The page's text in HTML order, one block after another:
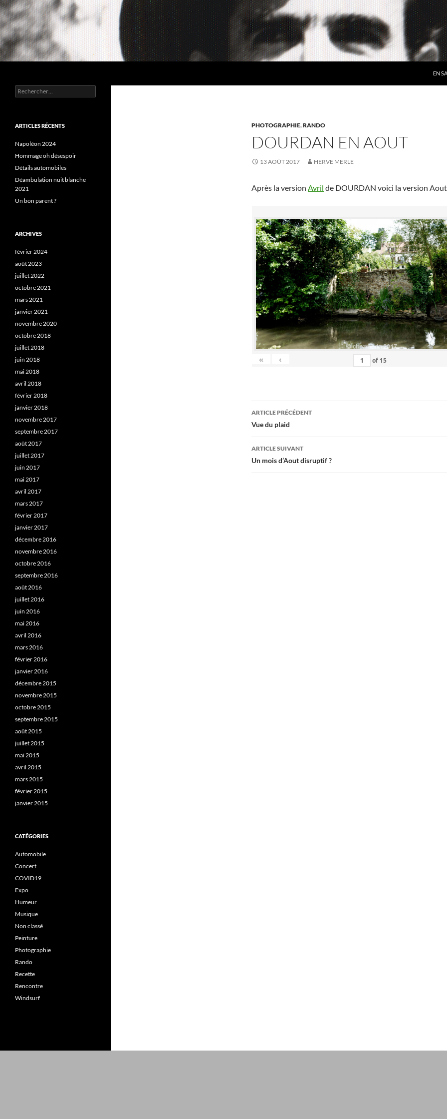
Aller
au
contenu
EN
PHOTOGRAPHIE,RANDO
DOURDAN EN AOUT
13 AOÛT 2017 HERVE MERLE
Après la version Avril de DOURDAN voici la version
« ‹ of 15
Navigation
des
articles
ARTICLE PRÉCÉDENT
Vue du plaid
ARTICLE SUIVANT
Un mois d’Aout disruptif ?
Rechercher :
ARTICLES RÉCENTS
Napoléon 2024
Hommage oh désespoir
Détails automobiles
Déambulation nuit blanche
2021
Un bon parent ?
ARCHIVES
février 2024
août 2023
juillet 2022
octobre 2021
mars 2021
janvier 2021
novembre 2020
octobre 2018
juillet 2018
juin 2018
mai 2018
avril 2018
février 2018
janvier 2018
novembre 2017
septembre 2017
août 2017
juillet 2017
juin 2017
mai 2017
avril 2017
mars 2017
février 2017
janvier 2017
décembre 2016
novembre 2016
octobre 2016
septembre 2016
août 2016
juillet 2016
juin 2016
mai 2016
avril 2016
mars 2016
février 2016
janvier 2016
décembre 2015
novembre 2015
octobre 2015
septembre 2015
août 2015
juillet 2015
mai 2015
avril 2015
mars 2015
février 2015
janvier 2015
CATÉGORIES
Automobile
Concert
COVID19
Expo
Humeur
Musique
Non classé
Peinture
Photographie
Rando
Recette
Rencontre
Windsurf